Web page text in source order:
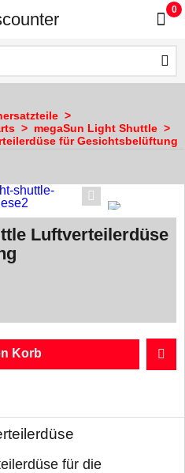
0
>
> megaSun Light Shuttle >
für Gesichtsbelüftung
Luftverteilerdüse
Korb
für die